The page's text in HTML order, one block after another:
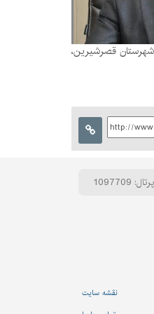
شهرستان قصرشیرین،
نقشه سایت